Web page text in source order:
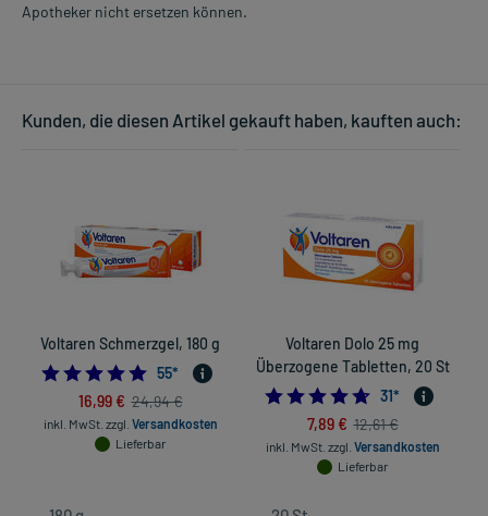
Apotheker nicht ersetzen können.
Kunden, die diesen Artikel gekauft haben, kauften auch:
Voltaren Schmerzgel, 180 g
4.872727272727273
55*
16,99 € 24,94 €
inkl. MwSt. zzgl. Versandkosten
Lieferbar
Voltaren Dolo 25 mg
Überzogene Tabletten, 20 St
4.67741935483871
31*
7,89 € 12,61 €
inkl. MwSt. zzgl. Versandkosten
Lieferbar